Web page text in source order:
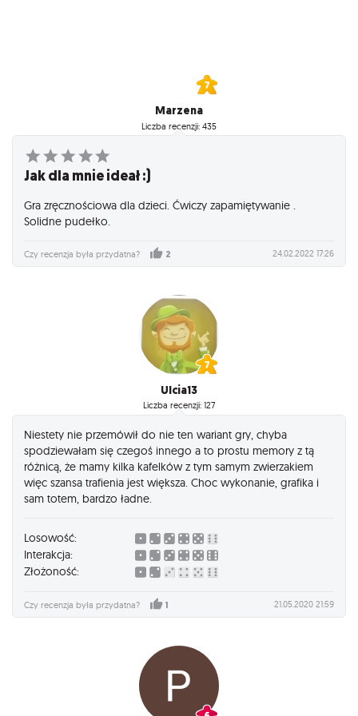
Marzena
Liczba recenzji: 435
Jak dla mnie ideał :)
Gra zręcznościowa dla dzieci. Ćwiczy zapamiętywanie .
Solidne pudełko.
Czy recenzja była przydatna? 2 24.02.2022 17:26
Ulcia13
Liczba recenzji: 127
Niestety nie przemówił do nie ten wariant gry, chyba
spodziewałam się czegoś innego a to prostu memory z tą
różnicą, że mamy kilka kafelków z tym samym zwierzakiem
więc szansa trafienia jest większa. Choc wykonanie, grafika i
sam totem, bardzo ładne.
Losowość:
Interakcja:
Złożoność:
Czy recenzja była przydatna? 1 21.05.2020 21:59